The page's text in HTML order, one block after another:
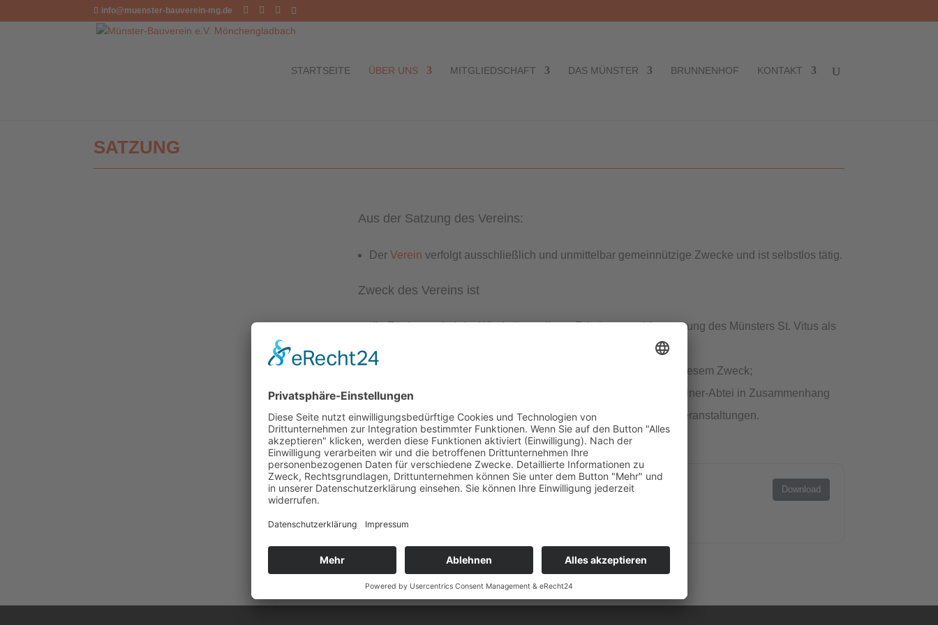
info@muenster-bauverein-mg.de
STARTSEITE ÜBER UNS MITGLIEDSCHAFT DAS MÜNSTER BRUNNENHOF KONTAKT
SATZUNG
Aus der Satzung des Vereins:
Der Verein verfolgt ausschließlich und unmittelbar gemeinnützige Zwecke und ist selbstlos tätig.
Zweck des Vereins ist
die Förderung bei der Wiederherstellung, Erhaltung und Ausstattung des Münsters St. Vitus als
dem bedeutendsten Baudenkmal der Stadt;
die Beschaffung von Geldmitteln und sonstigen Leistungen zu diesem Zweck;
die Pflege der mit dem Münster und seiner ehemaligen Benediktiner-Abtei in Zusammenhang
stehenden kulturellen Interessen durch Vorträge und ähnliche Veranstaltungen.
Satzung
Münster-Bauverein e.V. Satzung Download